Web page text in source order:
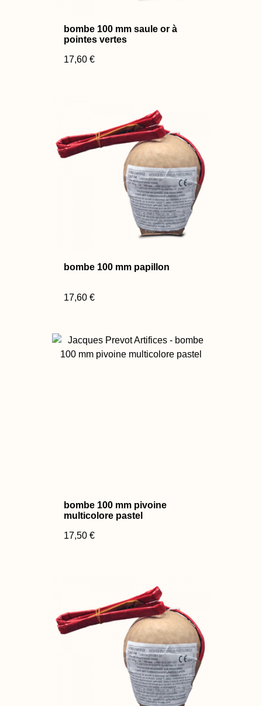
bombe 100 mm saule or à
pointes vertes
17,60 €
bombe 100 mm papillon
17,60 €
bombe 100 mm pivoine
multicolore pastel
17,50 €